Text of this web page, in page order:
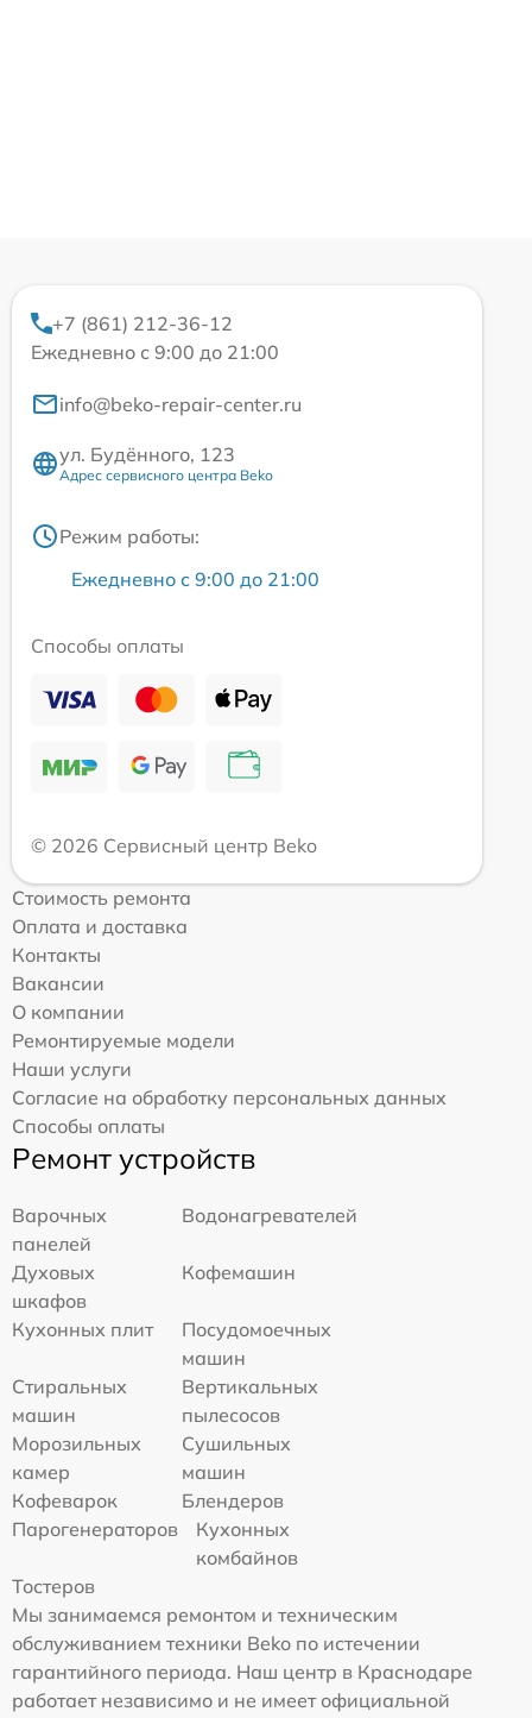
+7 (861) 212-36-12
Ежедневно с 9:00 до 21:00
info@beko-repair-center.ru
ул. Будённого, 123
Адрес сервисного центра Beko
Режим работы:
Ежедневно с 9:00 до 21:00
Способы оплаты
© 2026 Сервисный центр Beko
Стоимость ремонта
Оплата и доставка
Контакты
Вакансии
О компании
Ремонтируемые модели
Наши услуги
Согласие на обработку персональных данных
Способы оплаты
Ремонт устройств
Варочных
панелей
Водонагревателей
Духовых
шкафов
Кофемашин
Кухонных плит
Посудомоечных
машин
Стиральных
машин
Вертикальных
пылесосов
Морозильных
камер
Сушильных
машин
Кофеварок
Блендеров
Парогенераторов
Кухонных
комбайнов
Тостеров
Мы занимаемся ремонтом и техническим
обслуживанием техники Beko по истечении
гарантийного периода. Наш центр в Краснодаре
работает независимо и не имеет официальной